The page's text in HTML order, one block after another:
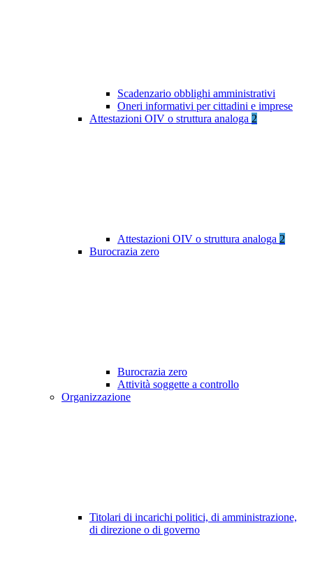
Scadenzario obblighi amministrativi
Oneri informativi per cittadini e imprese
Attestazioni OIV o struttura analoga 2
Attestazioni OIV o struttura analoga 2
Burocrazia zero
Burocrazia zero
Attività soggette a controllo
Organizzazione
Titolari di incarichi politici, di amministrazione,
di direzione o di governo